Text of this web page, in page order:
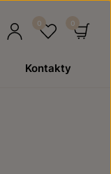
Kontakty